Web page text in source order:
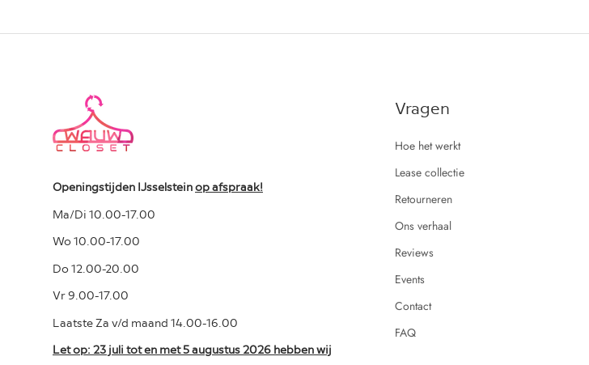
Openingstijden IJsselsteinop afspraak!
Ma/Di 10.00-17.00
Wo 10.00-17.00
Do 12.00-20.00
Vr 9.00-17.00
Laatste Za v/d maand 14.00-16.00
Let op: 23 juli tot en met 5 augustus 2026 hebben wij
Vragen
Hoe het werkt
Lease collectie
Retourneren
Ons verhaal
Reviews
Events
Contact
FAQ